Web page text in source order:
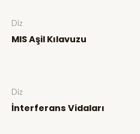
Diz
MIS Aşil Kılavuzu
Diz
İnterferans Vidaları